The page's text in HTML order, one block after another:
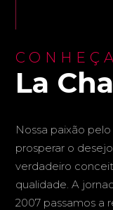
La
Nossa paixão
prosperar o
verdadeiro
qualidade. A
2007 passamos a